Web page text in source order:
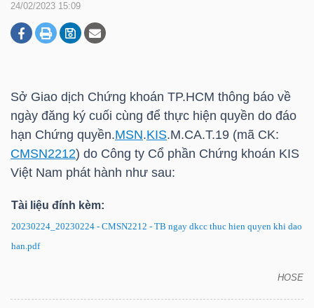
24/02/2023 15:09
Sở Giao dịch Chứng khoán TP.HCM thông báo về
ngày đăng ký cuối cùng để thực hiện quyền do đáo
hạn Chứng quyền.MSN.KIS.M.CA.T.19 (mã CK:
CMSN2212) do Công ty Cổ phần Chứng khoán KIS
Việt Nam phát hành như sau:
Tài liệu đính kèm:
20230224_20230224 - CMSN2212 - TB ngay dkcc thuc hien quyen khi dao
han.pdf
HOSE
DOANH
BẤT
TÀI
CHÍNH